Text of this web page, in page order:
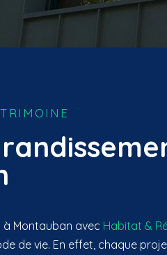
à Montauban avec Habitat &
de vie. En effet, chaque